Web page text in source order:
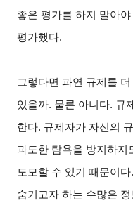
좋은 평가를 하지 말아
평가했다.
그렇다면 과연 규제를
있을까. 물론 아니다. 규
한다. 규제자가 자신의
과도한 탐욕을 방지하지
도모할 수 있기 때문이
숨기고자 하는 수많은